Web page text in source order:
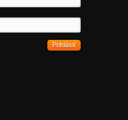
Prihlásiť